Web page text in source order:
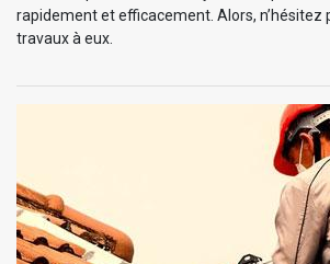
rapidement et efficacement. Alors, n’hésitez
travaux à eux.